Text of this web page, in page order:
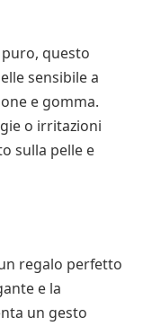
questo
sensibile a
e gomma.
o irritazioni
sulla pelle e
regalo perfetto
e la
un gesto